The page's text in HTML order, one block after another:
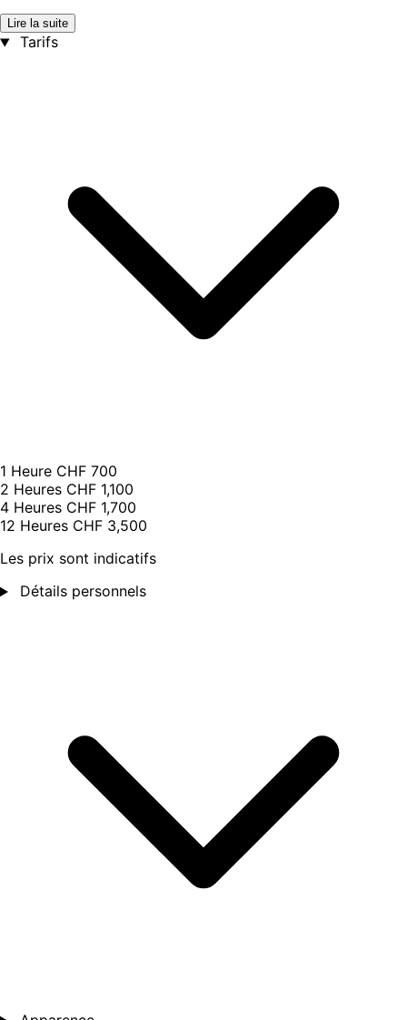
Lire la suite
Tarifs
1 Heure CHF 700
2 Heures CHF 1,100
4 Heures CHF 1,700
12 Heures CHF 3,500
Les prix sont indicatifs
Détails personnels